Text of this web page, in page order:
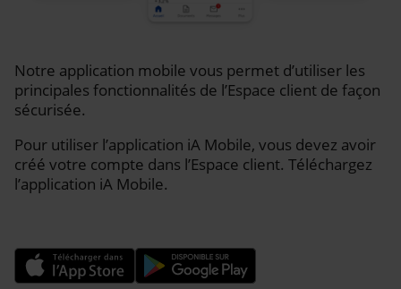
Notre application mobile vous permet d’utiliser les
principales fonctionnalités de l’Espace client de façon
sécurisée.
Pour utiliser l’application iA Mobile, vous devez avoir
créé votre compte dans l’Espace client. Téléchargez
l’application iA Mobile.